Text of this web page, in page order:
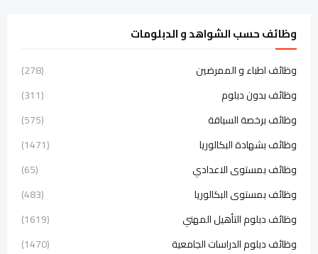
وظائف حسب الشواهد و الدبلومات
وظائف اطباء و الممرضين
(278)
وظائف بدون دبلوم
(311)
وظائف برخصة السياقة
(575)
وظائف بشهادة البكالوريا
(1471)
وظائف بمستوى الاعدادي
(65)
وظائف بمستوى البكالوريا
(483)
وظائف دبلوم التأهيل المهني
(1619)
وظائف دبلوم الدراسات الجامعية
(1470)